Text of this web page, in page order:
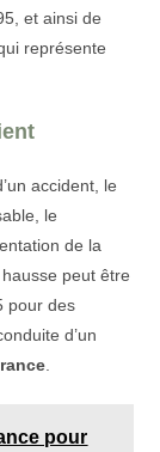
et ainsi de
représente
accident, le
le
de la
peut être
pour des
d’un
.
pour